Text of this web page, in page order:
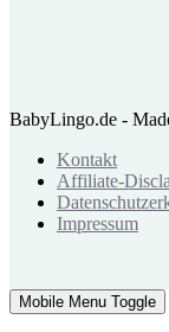
BabyLingo.de -
Kontakt
Affiliate-
Impressum
Mobile Menu Toggle